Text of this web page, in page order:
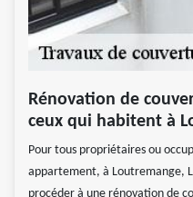
Rénovation de
ceux qui habitent à
Pour tous propriétaires ou
appartement, à Loutremange,
procéder à une rénovation de